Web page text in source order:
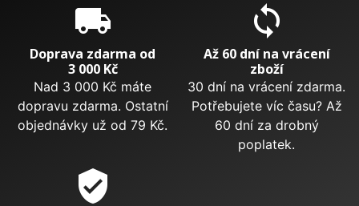
local_shipping
Doprava zdarma od
3 000 Kč
Nad 3 000 Kč máte
dopravu zdarma. Ostatní
objednávky už od 79 Kč.
sync
Až 60 dní na vrácení
zboží
30 dní na vrácení zdarma.
Potřebujete víc času? Až
60 dní za drobný
poplatek.
verified_user